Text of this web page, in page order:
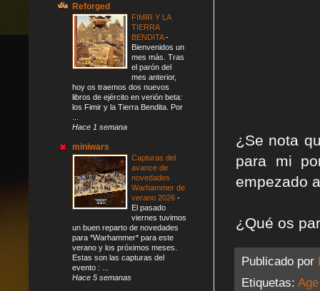
¿Se nota
para mi
empezado
¿Qué os
Publicado por
Etiquetas:
Reforged
FIMIR Y LA
TIERRA
BENDITA-
Bienvenidos un
mes más. Tras
el parón del
mes anterior,
hoy os traemos dos nuevos
libros de ejército en verión beta:
los Fimir y la Tierra Bendita. Por
Hace 1 semana
miniwars
Capturas del
avance de
novedades
Warhammer de
verano 2026 -
El pasado
viernes tuvimos
un buen reparto de novedades
para *Warhammer* para este
verano y los próximos meses.
Estas son las capturas del
evento : ...
Hace 5 semanas